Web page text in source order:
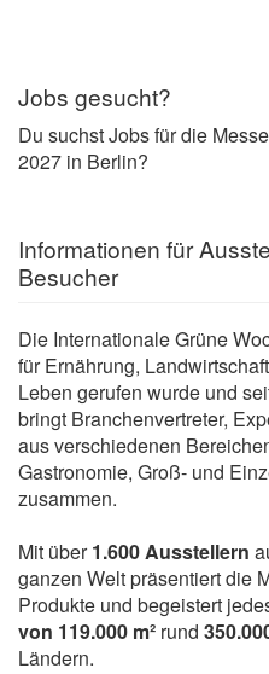
Jobs gesucht?
Du suchst Jobs für die
2027 in Berlin?
Informationen für
Besucher
Die Internationale Grüne
für Ernährung,
Leben gerufen wurde und
bringt Branchenvertreter,
aus verschiedenen
Gastronomie, Groß- und
zusammen.
Mit über1.600 Ausstellern
ganzen Welt präsentiert die
Produkte und begeistert
von 119.000 m² rund
Ländern.